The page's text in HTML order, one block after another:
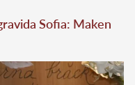
Sofia: Maken